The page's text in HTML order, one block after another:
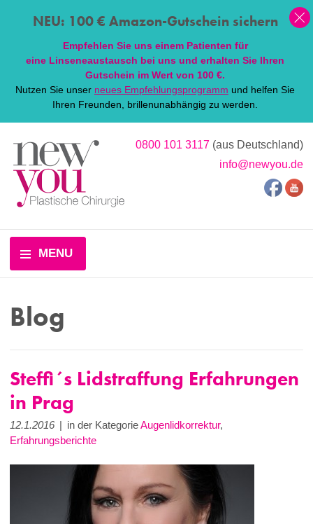
NEU: 100 € Amazon-Gutschein sichern
Empfehlen Sie uns einem Patienten für
eine Linseneaustausch bei uns und erhalten Sie Ihren
Gutschein im Wert von 100 €.
Nutzen Sie unser neues Empfehlungsprogramm und helfen Sie
Ihren Freunden, brillenunabhängig zu werden.
0800 101 3117 (aus Deutschland)
info@newyou.de
MENU
Blog
Steffi´s Lidstraffung Erfahrungen
in Prag
12.1.2016 | in der KategorieAugenlidkorrektur,
Erfahrungsberichte